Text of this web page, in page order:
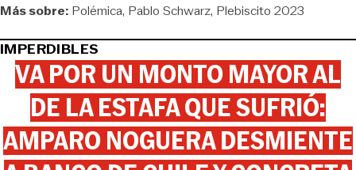
Más sobre: Polémica Pablo Schwarz Plebiscito 2023
IMPERDIBLES
VA POR UN MONTO MAYOR AL
DE LA ESTAFA QUE SUFRIÓ:
AMPARO NOGUERA DESMIENTE